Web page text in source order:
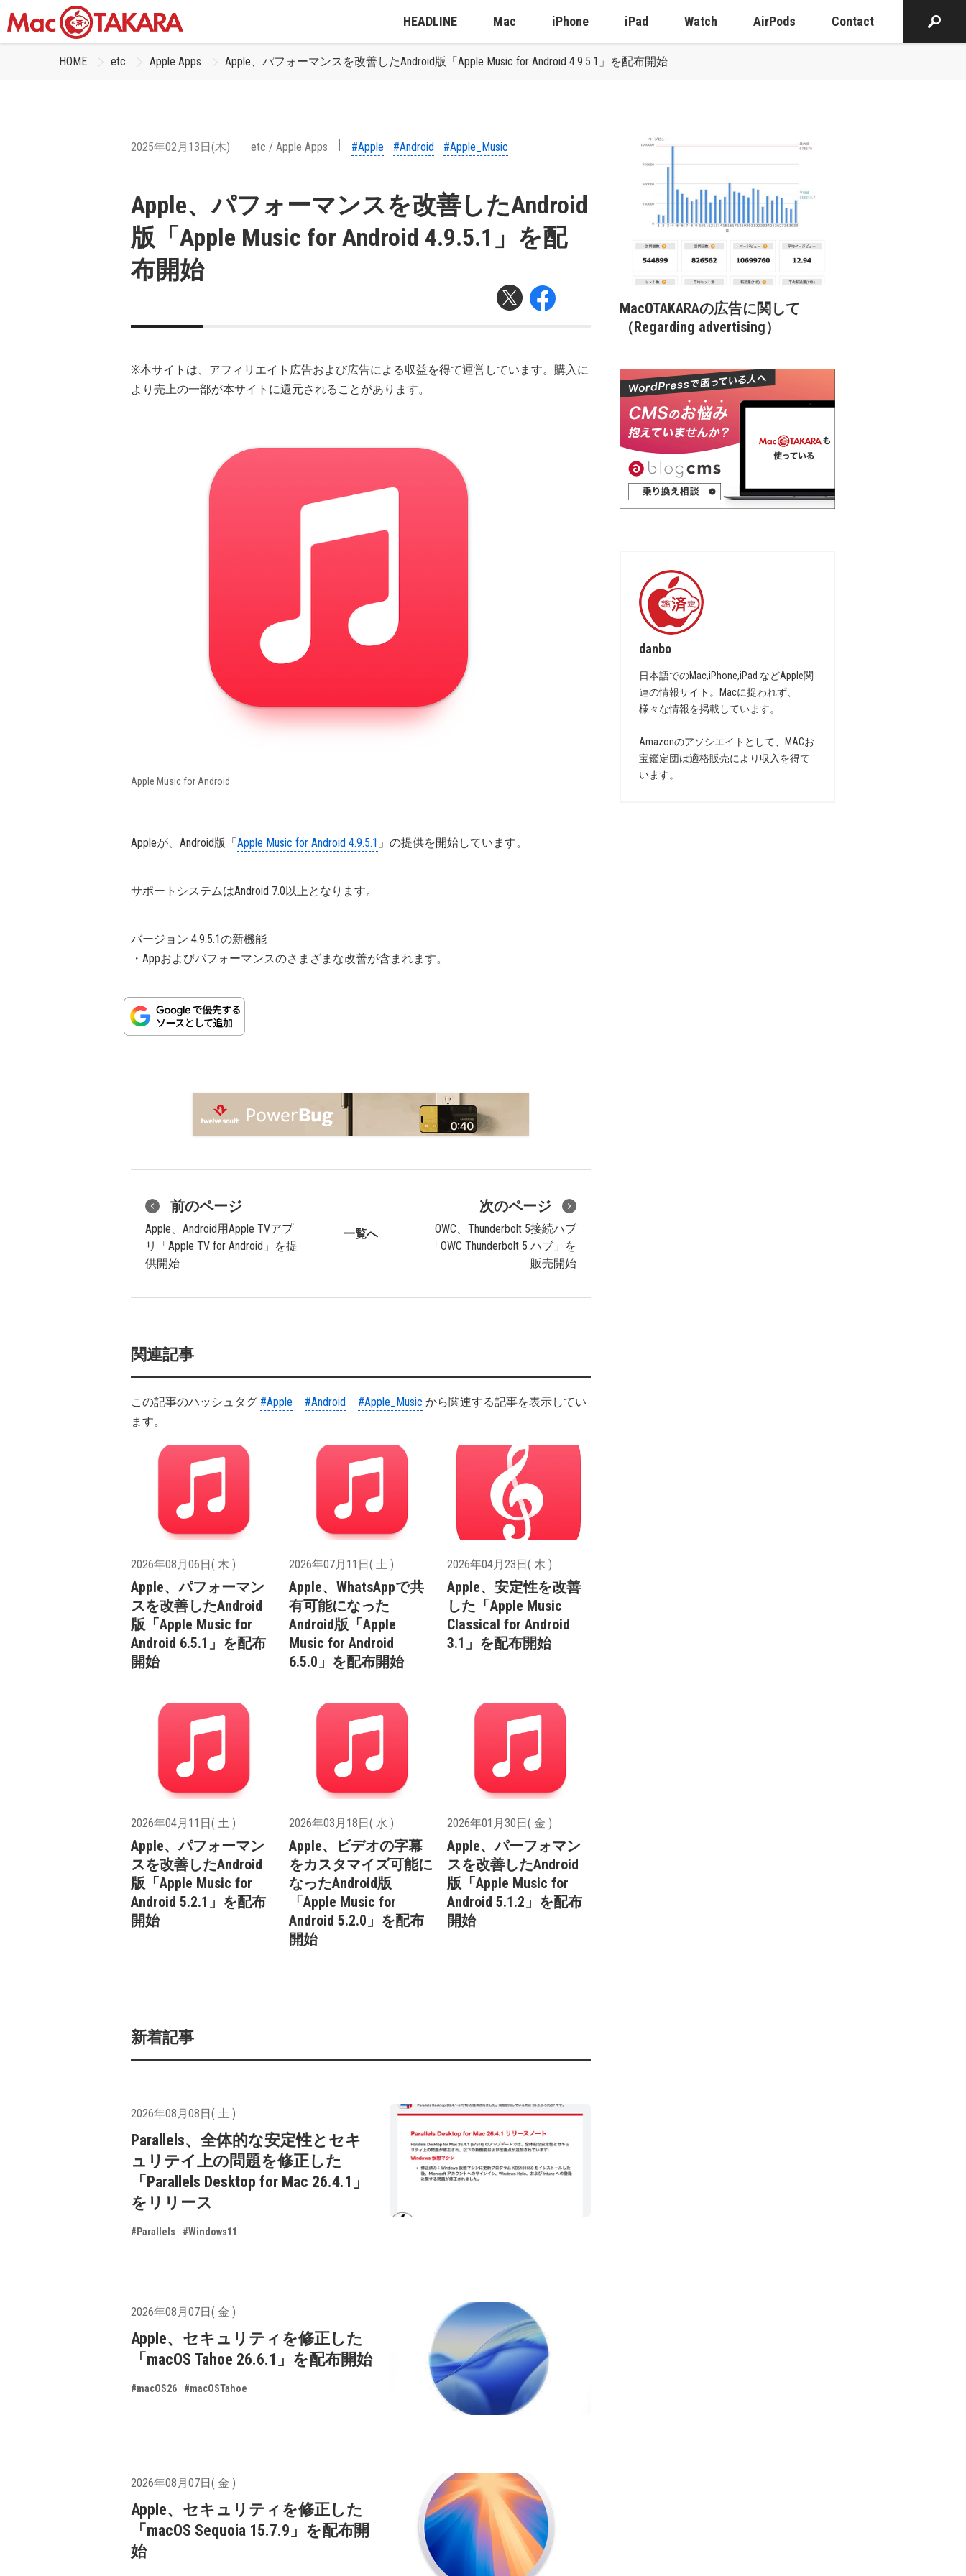
HEADLINE Mac iPhone iPad Watch AirPods Contact
HOME etc Apple Apps Apple、パフォーマンスを改善したAndroid版「Apple Music for Android 4.9.5.1」を配布開始
2025年02月13日(木) etc / Apple Apps #Apple #Android #Apple_Music
Apple、パフォーマンスを改善したAndroid
版「Apple Music for Android 4.9.5.1」を配
布開始
※本サイトは、アフィリエイト広告および広告による収益を得て運営しています。購入に
より売上の一部が本サイトに還元されることがあります。
Apple Music for Android
Appleが、Android版「Apple Music for Android 4.9.5.1 」の提供を開始しています。
サポートシステムはAndroid 7.0以上となります。
バージョン 4.9.5.1の新機能
・Appおよびパフォーマンスのさまざまな改善が含まれます。
前のページ
Apple、Android用Apple TVアプ
リ「Apple TV for Android」を提
供開始
一覧へ
次のページ
OWC、Thunderbolt 5接続ハブ
「OWC Thunderbolt 5 ハブ」を
販売開始
関連記事
この記事のハッシュタグ #Apple #Android #Apple_Music から関連する記事を表示してい
ます。
2026年08月06日( 木 )
Apple、パフォーマン
スを改善したAndroid
版「Apple Music for
Android 6.5.1」を配布
開始
2026年07月11日( 土 )
Apple、WhatsAppで共
有可能になった
Android版「Apple
Music for Android
6.5.0」を配布開始
2026年04月23日( 木 )
Apple、安定性を改善
した「Apple Music
Classical for Android
3.1」を配布開始
2026年04月11日( 土 )
Apple、パフォーマン
スを改善したAndroid
版「Apple Music for
Android 5.2.1」を配布
開始
2026年03月18日( 水 )
Apple、ビデオの字幕
をカスタマイズ可能に
なったAndroid版
「Apple Music for
Android 5.2.0」を配布
開始
2026年01月30日( 金 )
Apple、パーフォマン
スを改善したAndroid
版「Apple Music for
Android 5.1.2」を配布
開始
新着記事
2026年08月08日( 土 )
Parallels、全体的な安定性とセキ
ュリテイ上の問題を修正した
「Parallels Desktop for Mac 26.4.1」
をリリース
#Parallels #Windows11
2026年08月07日( 金 )
Apple、セキュリティを修正した
「macOS Tahoe 26.6.1」を配布開始
#macOS26 #macOSTahoe
2026年08月07日( 金 )
Apple、セキュリティを修正した
「macOS Sequoia 15.7.9」を配布開
始
MacOTAKARAの広告に関して
（Regarding advertising）
danbo
日本語でのMac,iPhone,iPad などApple関
連の情報サイト。Macに捉われず、
様々な情報を掲載しています。
Amazonのアソシエイトとして、MACお
宝鑑定団は適格販売により収入を得て
います。